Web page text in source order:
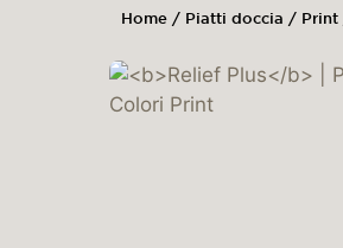
Home / Piatti doccia / Print